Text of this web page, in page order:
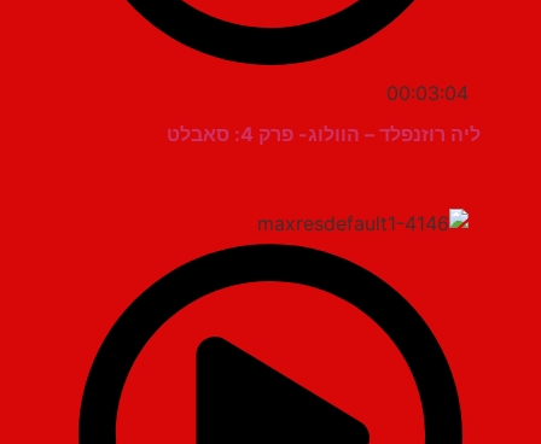
00:03:04
ליה רוזנפלד – הוולוג- פרק 4: סאבלט